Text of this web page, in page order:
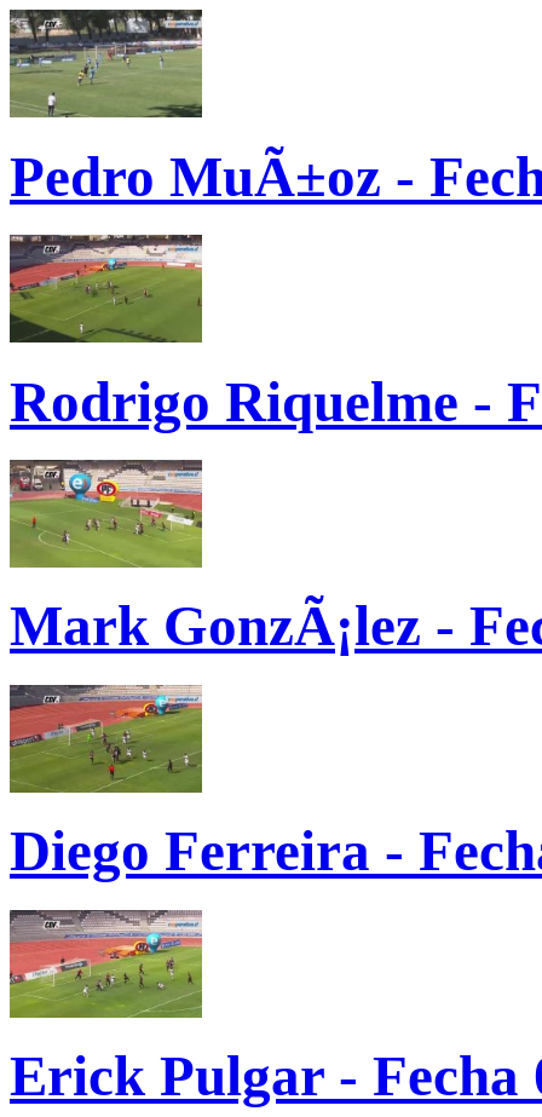
Pedro MuÃ±oz -
Rodrigo Riquelme -
Mark GonzÃ¡lez -
Diego Ferreira -
Erick Pulgar - Fecha